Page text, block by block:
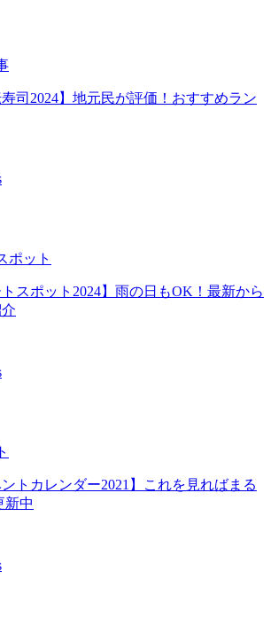
寿司2024】地元民が評価！おすすめラン
ポット
トスポット2024】雨の日もOK！最新から
ントカレンダー2021】これを見ればまる
新中